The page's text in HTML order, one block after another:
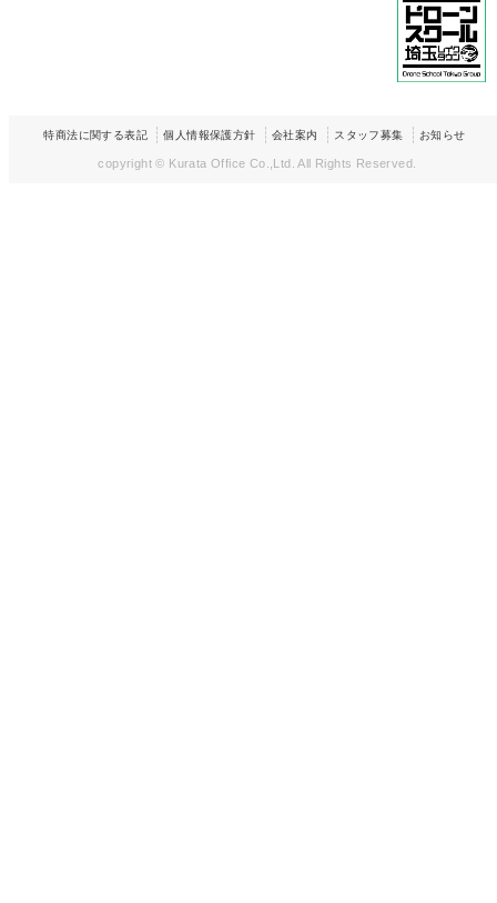
特商法に関する表記 個人情報保護方針 会社案内 スタッフ募集 お知らせ
copyright © Kurata Office Co.,Ltd. All Rights Reserved.